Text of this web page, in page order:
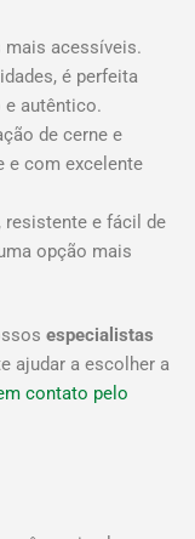
mais acessíveis.
é perfeita
e autêntico.
de cerne e
e com excelente
resistente e fácil de
opção mais
especialistas
ajudar a escolher a
contato pelo